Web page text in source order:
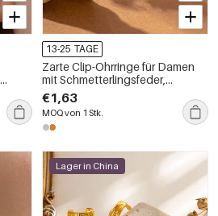
13-25 TAGE
Zarte Clip-Ohrringe für Damen
mit Schmetterlingsfeder,
kupfergoldfarbenem Zirkonia
€1,63
MOQ von 1 Stk.
Lager in China